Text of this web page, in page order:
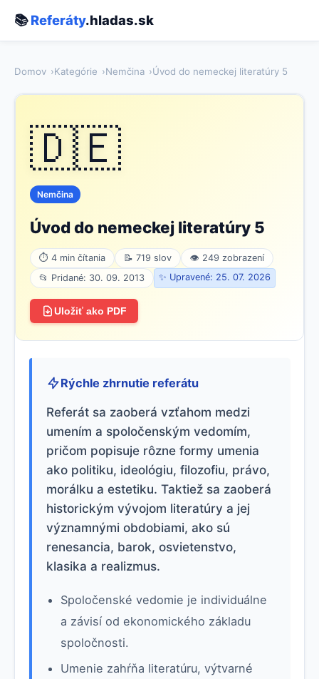
📚Referáty.hladas.sk
Domov Kategórie Nemčina Úvod do nemeckej literatúry 5
🇩🇪
Nemčina
Úvod do nemeckej literatúry 5
⏱ 4 min čítania 📝 719 slov
👁 249 zobrazení
📂 Pridané: 30. 09. 2013
✨ Upravené: 25. 07. 2026
Uložiť ako PDF
Rýchle zhrnutie referátu
Referát sa zaoberá vzťahom medzi
umením a spoločenským vedomím,
pričom popisuje rôzne formy umenia
ako politiku, ideológiu, filozofiu, právo,
morálku a estetiku. Taktiež sa zaoberá
historickým vývojom literatúry a jej
významnými obdobiami, ako sú
renesancia, barok, osvietenstvo,
klasika a realizmus.
Spoločenské vedomie je individuálne
a závisí od ekonomického základu
spoločnosti.
Umenie zahŕňa literatúru, výtvarné